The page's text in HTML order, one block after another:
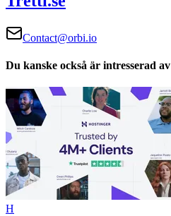
Contact@orbi.io
Du kanske också är intresserad av
H